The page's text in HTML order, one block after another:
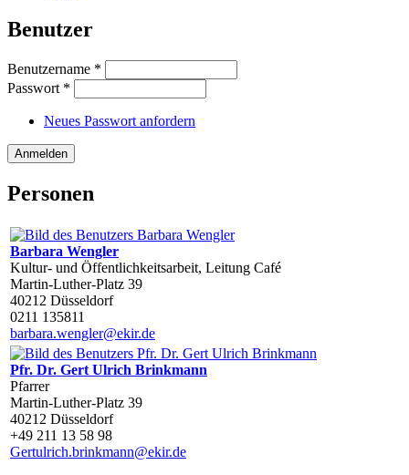
Benutzer
Benutzername *
Passwort *
Neues Passwort anfordern
Personen
Barbara Wengler
Kultur- und Öffentlichkeitsarbeit, Leitung Café
Martin-Luther-Platz 39
40212 Düsseldorf
0211 135811
barbara.wengler@ekir.de
Pfr. Dr. Gert Ulrich Brinkmann
Pfarrer
Martin-Luther-Platz 39
40212 Düsseldorf
+49 211 13 58 98
Gertulrich.brinkmann@ekir.de